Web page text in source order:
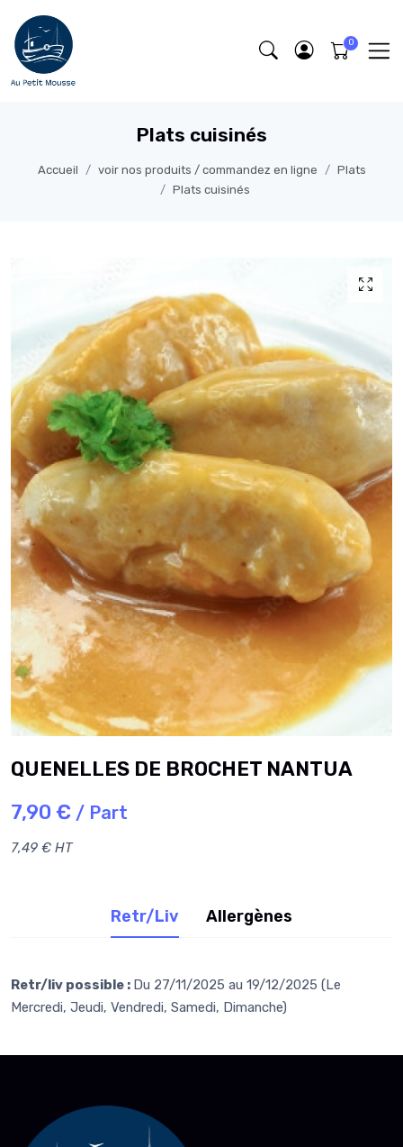
Plats cuisinés
Accueil voir nos produits / commandez en ligne
Plats
Plats cuisinés
QUENELLES DE BROCHET NANTUA
7,90 € / Part
7,49 € HT
Retr/Liv Allergènes
Retr/liv possible : Du 27/11/2025 au 19/12/2025 (Le
Mercredi, Jeudi, Vendredi, Samedi, Dimanche)